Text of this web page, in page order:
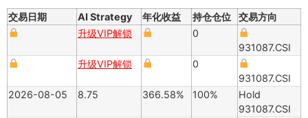
交易日期 AI Strategy 年化收益 持仓仓位
交易方向
升级VIP解锁
0
931087.CSI
升级VIP解锁
0
931087.CSI
2026-08-05
8.75 366.58% 100%
Hold
931087.CSI